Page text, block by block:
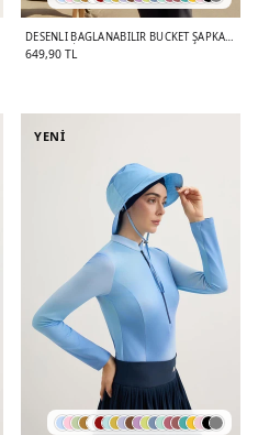
DESENLI BAĞLANABILIR BUCKET ŞAPKA
BUZ MAVI
649,90 TL
YENİ